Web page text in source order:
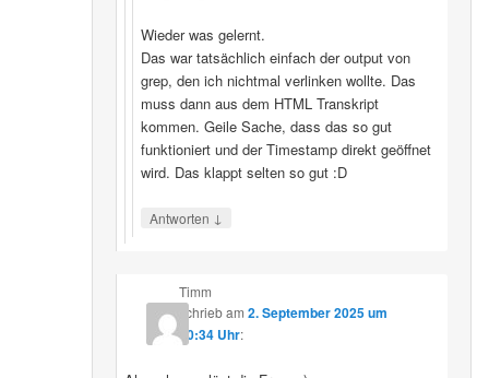
Wieder was gelernt.
Das war tatsächlich einfach der output von
grep, den ich nichtmal verlinken wollte. Das
muss dann aus dem HTML Transkript
kommen. Geile Sache, dass das so gut
funktioniert und der Timestamp direkt geöffnet
wird. Das klappt selten so gut :D
Antworten ↓
Timm
schriebam 2. September 2025 um
10:34 Uhr: